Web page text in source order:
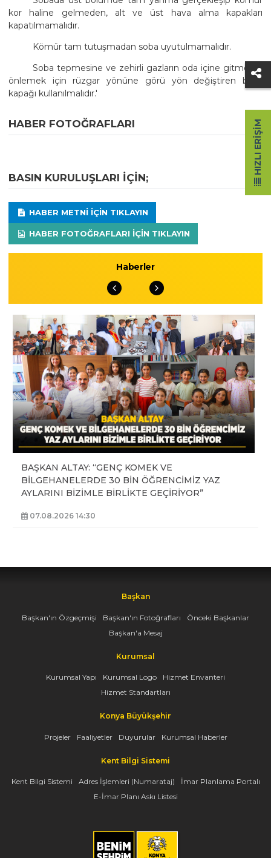
kor haline gelmeden, alt ve üst hava alma kapakları
kapatılmamalıdır.
Kömür tam tutuşmadan soba uyutulmamalıdır.
Soba tepmesine ve zehirli gazların oda içine gitmesini
önlemek için rüzgar yönüne görü yön değiştiren baca
kapağı kullanılmalıdır.'
HABER FOTOĞRAFLARI
BASIN KURULUŞLARI IÇIN;
HABER METNI IÇIN TIKLAYIN
HABER FOTOĞRAFLARI IÇIN TIKLAYIN
Haberler
BAŞKAN ALTAY: “GENÇ KOMEK VE
BİLGEHANELERDE 30 BİN ÖĞRENCİMİZ YAZ
AYLARINI BİZİMLE BİRLİKTE GEÇİRİYOR”
07.08.2026 14:30
Başkan
Başkan'ın Özgeçmişi Başkan'ın Fotoğrafları
Önceki Başkanlar
Başkan'a Mesaj
Kurumsal
Kurumsal Yapı Kurumsal Logo
Hizmet Envanteri
Hizmet Standartları
Konya Büyükşehir
Projeler Faaliyetler Duyurular Kurumsal Haberler
Kent Bilgi Sistemi
Kent Bilgi Sistemi Adres İşlemleri (Numarataj)
İmar Planlama Portalı
E-İmar Planı Askı Listesi
HIZLI ERIŞIM